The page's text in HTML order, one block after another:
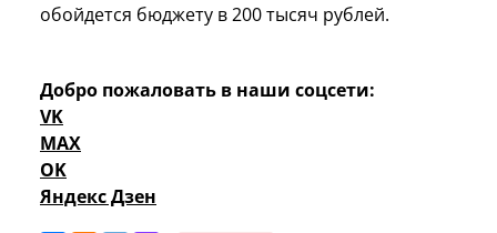
обойдется бюджету в 200 тысяч рублей.
Добро пожаловать в наши соцсети:
VK
MAX
OK
Яндекс Дзен